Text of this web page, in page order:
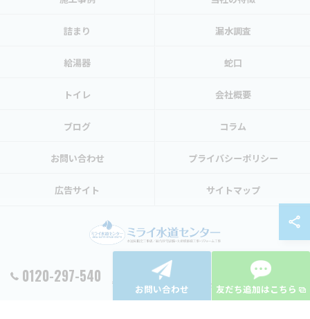
0120-297-540
お問い合わせ 友だち追加はこちら
詰まり 漏水調査
給湯器 蛇口
トイレ 会社概要
ブログ コラム
お問い合わせ プライバシーポリシー
広告サイト サイトマップ
© 2026 東京都渋谷区の水トラブルならミライ水道センター ALL RIGHTS RESERVED.